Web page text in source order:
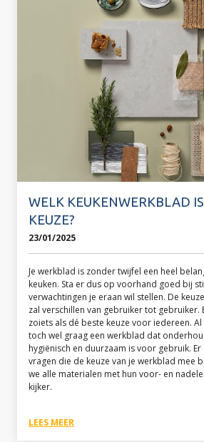
WELK KEUKENWERKBLAD
KEUZE?
23/01/2025
Je werkblad is zonder twijfel een heel
keuken. Sta er dus op voorhand goed bij
verwachtingen je eraan wil stellen. De
zal verschillen van gebruiker tot gebruiker.
zoiets als dé beste keuze voor iedereen.
toch wel graag een werkblad dat
hygiënisch en duurzaam is voor gebruik.
vragen die de keuze van je werkblad mee
we alle materialen met hun voor- en
kijker.
LEES MEER